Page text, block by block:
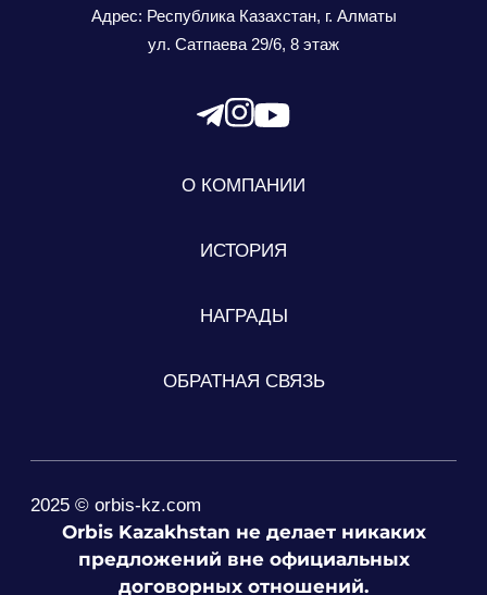
Адрес: Республика Казахстан, г. Алматы
ул. Сатпаева 29/6, 8 этаж
О КОМПАНИИ
ИСТОРИЯ
НАГРАДЫ
ОБРАТНАЯ СВЯЗЬ
2025 © orbis-kz.com
Orbis Kazakhstan не делает никаких
предложений вне официальных
договорных отношений.